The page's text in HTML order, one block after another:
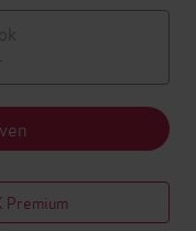
Premium